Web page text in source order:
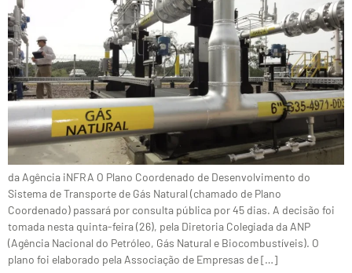
da Agência iNFRA O Plano Coordenado de Desenvolvimento do
Sistema de Transporte de Gás Natural (chamado de Plano
Coordenado) passará por consulta pública por 45 dias. A decisão foi
tomada nesta quinta-feira (26), pela Diretoria Colegiada da ANP
(Agência Nacional do Petróleo, Gás Natural e Biocombustíveis). O
plano foi elaborado pela Associação de Empresas de […]